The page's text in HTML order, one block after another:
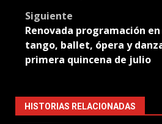
Siguiente
Renovada programación
tango, ballet, ópera y
primera quincena de julio
HISTORIAS RELACIONADAS